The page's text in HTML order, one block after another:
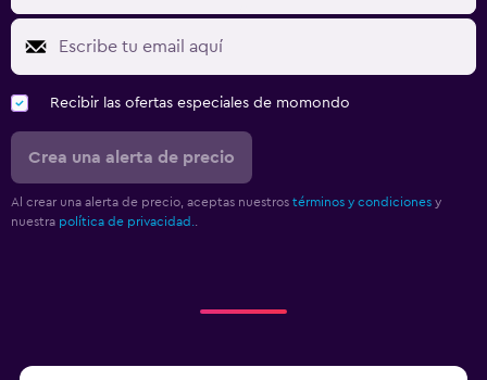
Recibir las ofertas especiales de momondo
Crea una alerta de precio
Al crear una alerta de precio, aceptas nuestros términos y condiciones y
nuestra política de privacidad.